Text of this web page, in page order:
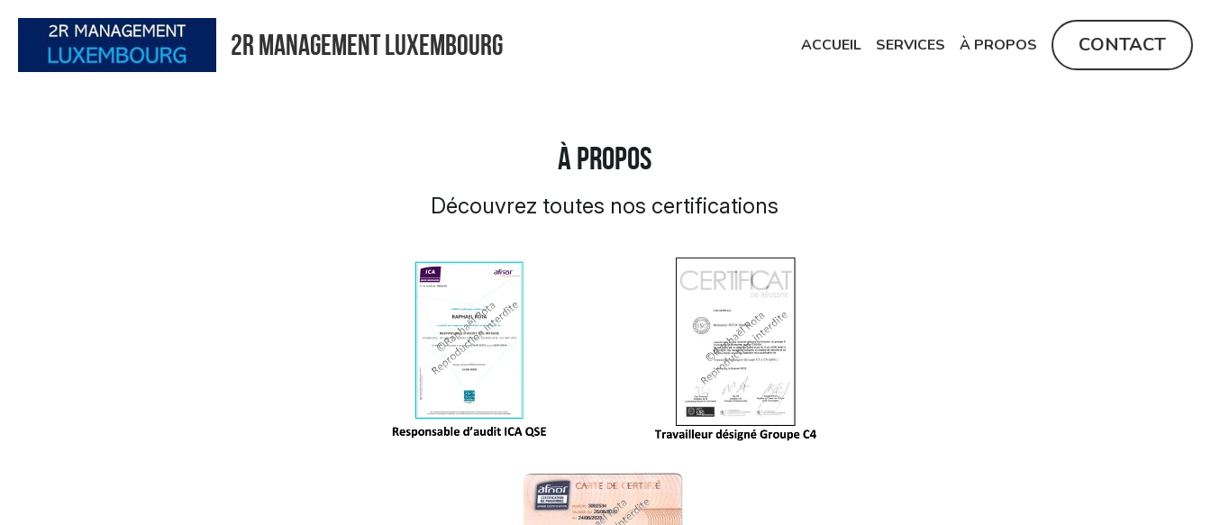
2R MANAGEMENT LUXEMBOURG ACCUEIL SERVICES À PROPOS CONTACT
À PROPOS
Découvrez toutes nos certifications